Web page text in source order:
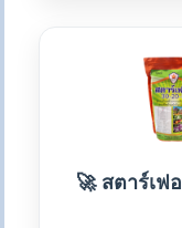
🚀 สตาร์เฟ